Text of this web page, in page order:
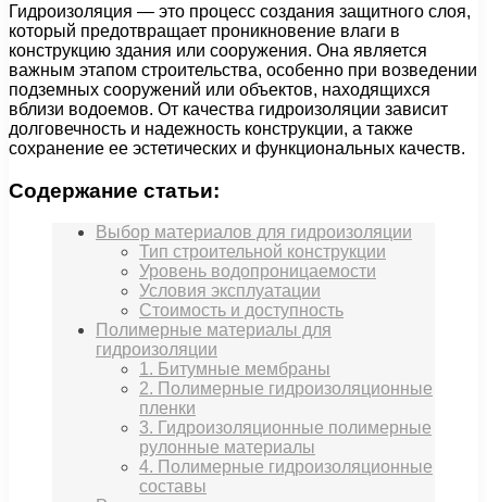
Гидроизоляция — это процесс создания защитного слоя,
который предотвращает проникновение влаги в
конструкцию здания или сооружения. Она является
важным этапом строительства, особенно при возведении
подземных сооружений или объектов, находящихся
вблизи водоемов. От качества гидроизоляции зависит
долговечность и надежность конструкции, а также
сохранение ее эстетических и функциональных качеств.
Содержание статьи:
Выбор материалов для гидроизоляции
Тип строительной конструкции
Уровень водопроницаемости
Условия эксплуатации
Стоимость и доступность
Полимерные материалы для
гидроизоляции
1. Битумные мембраны
2. Полимерные гидроизоляционные
пленки
3. Гидроизоляционные полимерные
рулонные материалы
4. Полимерные гидроизоляционные
составы